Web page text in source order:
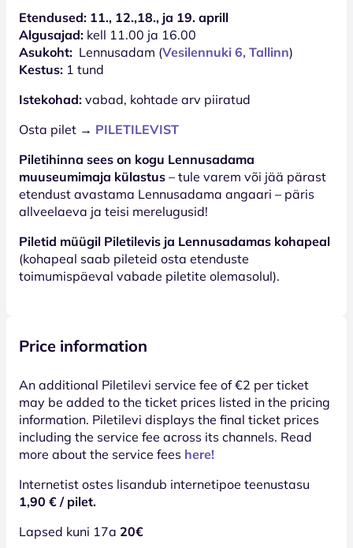
Etendused: 11., 12.,18., ja 19. aprill
Algusajad: kell 11.00 ja 16.00
Asukoht: Lennusadam (Vesilennuki 6, Tallinn)
Kestus: 1 tund
Istekohad: vabad, kohtade arv piiratud
Osta pilet → PILETILEVIST
Piletihinna sees on kogu Lennusadama
muuseumimaja külastus – tule varem või jää pärast
etendust avastama Lennusadama angaari – päris
allveelaeva ja teisi merelugusid!
Piletid müügil Piletilevis ja Lennusadamas kohapeal
(kohapeal saab pileteid osta etenduste
toimumispäeval vabade piletite olemasolul).
Price information
An additional Piletilevi service fee of €2 per ticket
may be added to the ticket prices listed in the pricing
information. Piletilevi displays the final ticket prices
including the service fee across its channels. Read
more about the service fees here!
Internetist ostes lisandub internetipoe teenustasu
1,90 € / pilet.
Lapsed kuni 17a 20€